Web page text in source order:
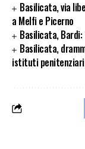
Basilicata, via
a Melfi e Picerno
Basilicata,
Basilicata,
istituti penitenziari